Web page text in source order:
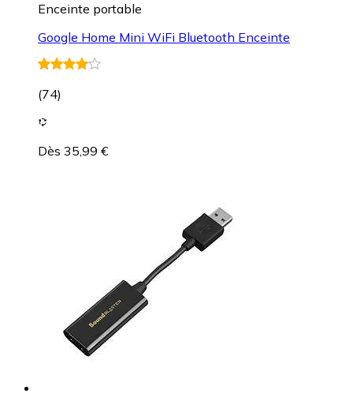
Enceinte portable
Google Home Mini WiFi Bluetooth Enceinte
(74)
Dès 35,99 €